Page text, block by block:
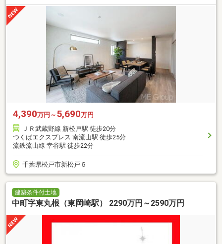
4,390万円～ 5,690万円
ＪＲ武蔵野線 新松戸駅 徒歩20分
つくばエクスプレス 南流山駅 徒歩25分
流鉄流山線 幸谷駅 徒歩22分
千葉県松戸市新松戸６
建築条件付土地
中町字東丸根（東岡崎駅） 2290万円～2590万円